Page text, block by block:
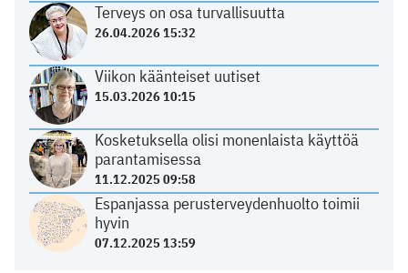
Terveys on osa turvallisuutta
26.04.2026 15:32
Viikon käänteiset uutiset
15.03.2026 10:15
Kosketuksella olisi monenlaista käyttöä
parantamisessa
11.12.2025 09:58
Espanjassa perusterveydenhuolto toimii
hyvin
07.12.2025 13:59